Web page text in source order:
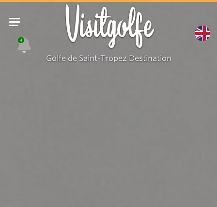
4 Visitgolfe
Golfe de Saint-Tropez Destination